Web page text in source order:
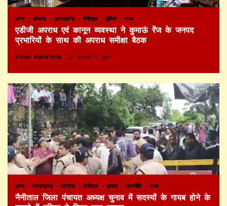
अन्य अपराध उत्तराखण्ड नैनीताल पुलिस राज्य
एडीजी अपराध एवं कानून व्यवस्था ने कुमाऊं रेंज के जनपद
प्रभारियों के साथ की अपराध समीक्षा बैठक
Vinay Kainthola 12 months ago
अन्य उत्तराखण्ड कांग्रेस नैनीताल भाजपा राजनीति राज्य
नैनीताल जिला पंचायत अध्यक्ष चुनाव में सदस्यों के गायब होने के